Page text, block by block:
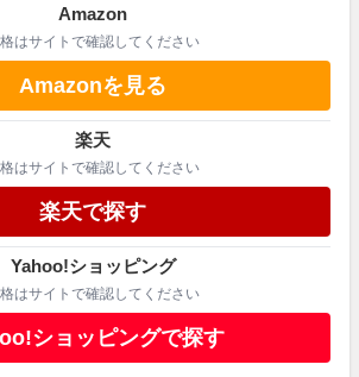
Amazon
はサイトで確認してください
Amazonを見る
楽天
はサイトで確認してください
楽天で探す
Yahoo!ショッピング
はサイトで確認してください
ショッピングで探す